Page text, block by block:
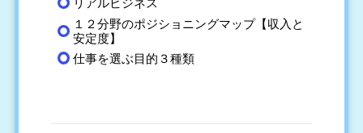
１２分野のポジショニングマップ【収入と
安定度】
仕事を選ぶ目的３種類